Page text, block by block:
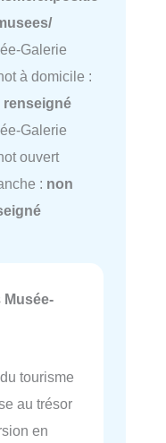
Galerie
à domicile :
renseigné
Galerie
ouvert
: non
Musée-
tourisme
au trésor
en